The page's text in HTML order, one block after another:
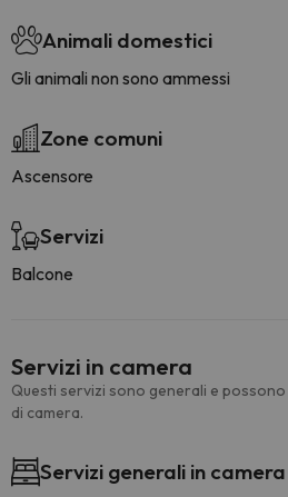
Animali domestici
Gli animali non sono ammessi
Zone comuni
Ascensore
Servizi
Balcone
Servizi in camera
Questi servizi sono generali e
di camera.
Servizi generali in camera